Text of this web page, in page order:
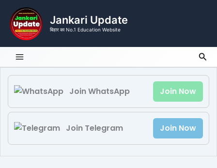
content
Jankari Update
बिहार का No.1 Education Website
Join WhatsApp Join Now
Join Telegram Join Now